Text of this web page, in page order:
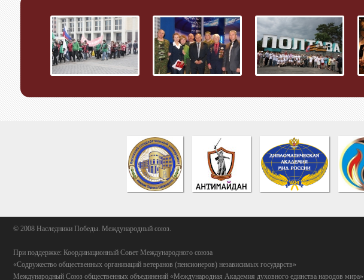
© 2008 Наследники Победы. Международный союз.
При поддержке: Координационный Совет Международного союза
«Содружество общественных организаций ветеранов (пенсионеров) независимых государств»
Международный Союз общественных объединений «Международная Академия духовного единства народов мира»